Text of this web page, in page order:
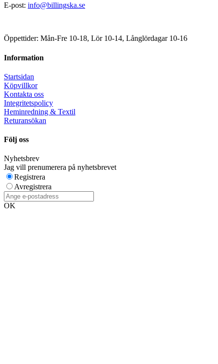
E-post: info@billingska.se
Öppettider: Mån-Fre 10-18, Lör 10-14, Långlördagar 10-16
Information
Startsidan
Köpvillkor
Kontakta oss
Integritetspolicy
Heminredning & Textil
Returansökan
Följ oss
Nyhetsbrev
Jag vill prenumerera på nyhetsbrevet
Registrera
Avregistrera
OK